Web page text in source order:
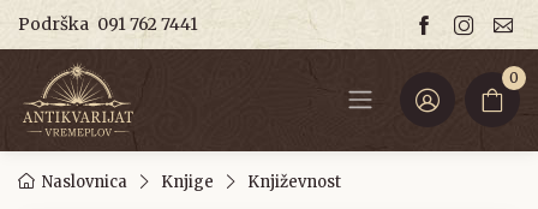
Podrška 091 762 7441
0
Naslovnica Knjige Književnost